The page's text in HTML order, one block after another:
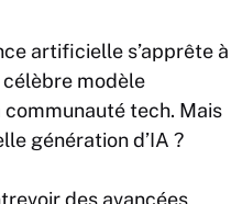
artificielle s’apprête à
modèle
communauté tech. Mais
génération d’IA ?
des avancées